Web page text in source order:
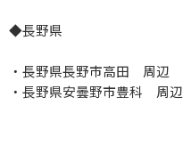
◆長野県
・長野県長野市高田 周辺
・長野県安曇野市豊科 周辺